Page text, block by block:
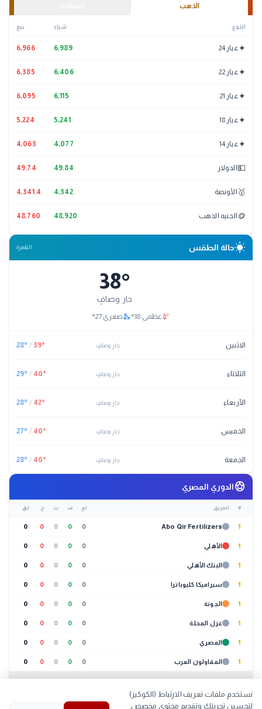
الذهب
النوع شراء بيع
✦عيار 24 6,989
6,966
✦عيار 22 6,406
6,385
✦عيار 21 6,115
6,095
✦عيار 18 5,241
5,224
✦عيار 14 4,077
4,063
💵 الدولار 49.84
49.74
🥇 الأونصة 4,342
4,341.4
🪙 الجنيه الذهب 48,920
48,760
wb_sunnyحالة الطقس القاهرة
38°
حار وصافٍ
thermostatعظمى 38
°
nights_stayصغرى 27
°
الاثنين حار وصافٍ 39°
/
28°
الثلاثاء حار وصافٍ 40°
/
29°
الأربعاء حار وصافٍ 42°
/
28°
الخميس حار وصافٍ 40°
/
27°
الجمعة حار وصافٍ 40°
/
28°
sports_soccerالدوري المصري
# الفريق لع ف ت خ نق
1
Abo Qir Fertilizers
0
0
0
0
0
1 الأهلي 0
0
0
0
0
1 البنك الأهلي 0
0
0
0
0
1 سيراميكا كليوباترا 0
0
0
0
0
1 الجونة 0
0
0
0
0
1 غزل المحلة 0
0
0
0
0
1 المصري 0
0
0
0
0
1 المقاولون العرب 0
0
0
0
0
🐔بورصة الدواجن
نستخدم ملفات تعريف الارتباط (الكوكيز)
لتحسين تجربتك وتقديم محتوى مخصص.